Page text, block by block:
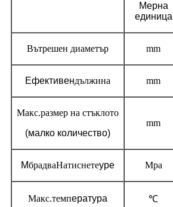
Мерна
единица
Вътрешен диаметър mm
Ефективендължина mm
Макс.размер на стъклото
(малко количество)
mm
MбрадваНатиснетеуре Mpa
Макс.температура ℃